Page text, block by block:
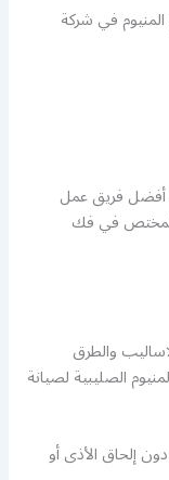
في شركة
فريق عمل
والمختص في فك
والطرق
الصليبية لصيانة
إلحاق الأذى أو